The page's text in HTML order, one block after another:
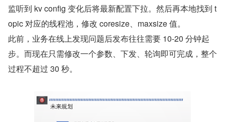
监听到 kv config 变化后将最新配置下拉。然后再本地找到 t
opic 对应的线程池，修改 coresize、maxsize 值。
此前，业务在线上发现问题后发布往往需要 10-20 分钟起
步。而现在只需修改一个参数、下发、轮询即可完成，整个
过程不超过 30 秒。